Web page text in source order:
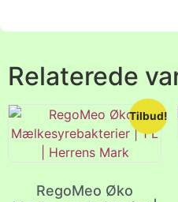
Relaterede
Tilbud!
RegoMeo Øko